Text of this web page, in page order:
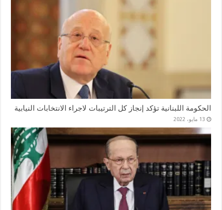
الحكومة اللبنانية تؤكد إنجاز كل الترتيبات لاجراء الانتخابات النيابية
13 مايو، 2022